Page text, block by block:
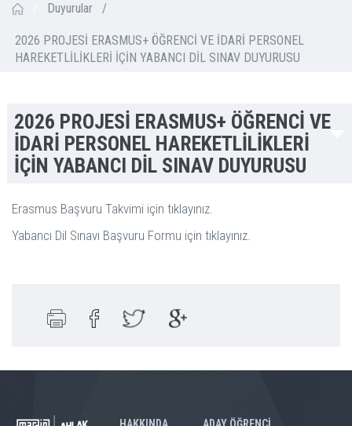
Duyurular /
2026 PROJESİ ERASMUS+ ÖĞRENCİ VE İDARİ PERSONEL
HAREKETLİLİKLERİ İÇİN YABANCI DİL SINAV DUYURUSU
2026 PROJESİ ERASMUS+ ÖĞRENCİ VE
İDARİ PERSONEL HAREKETLİLİKLERİ
İÇİN YABANCI DİL SINAV DUYURUSU
Erasmus Başvuru Takvimi için tıklayınız.
Yabancı Dil Sınavı Başvuru Formu için tıklayınız.